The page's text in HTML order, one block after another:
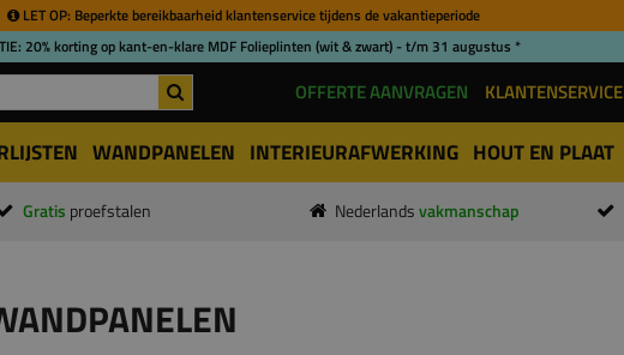
LET OP: Beperkte bereikbaarheid klantenservice tijdens de vakantieperiode
20% korting op kant-en-klare MDF Folieplinten (wit & zwart) - t/m 31 augustus *
OFFERTE AANVRAGEN KLANTENSERVICE
WANDPANELEN INTERIEURAFWERKING HOUT EN PLAAT
Gratis proefstalen Nederlands vakmanschap